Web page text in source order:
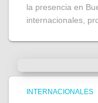
la presencia en
internacionales,
INTERNACIONALES